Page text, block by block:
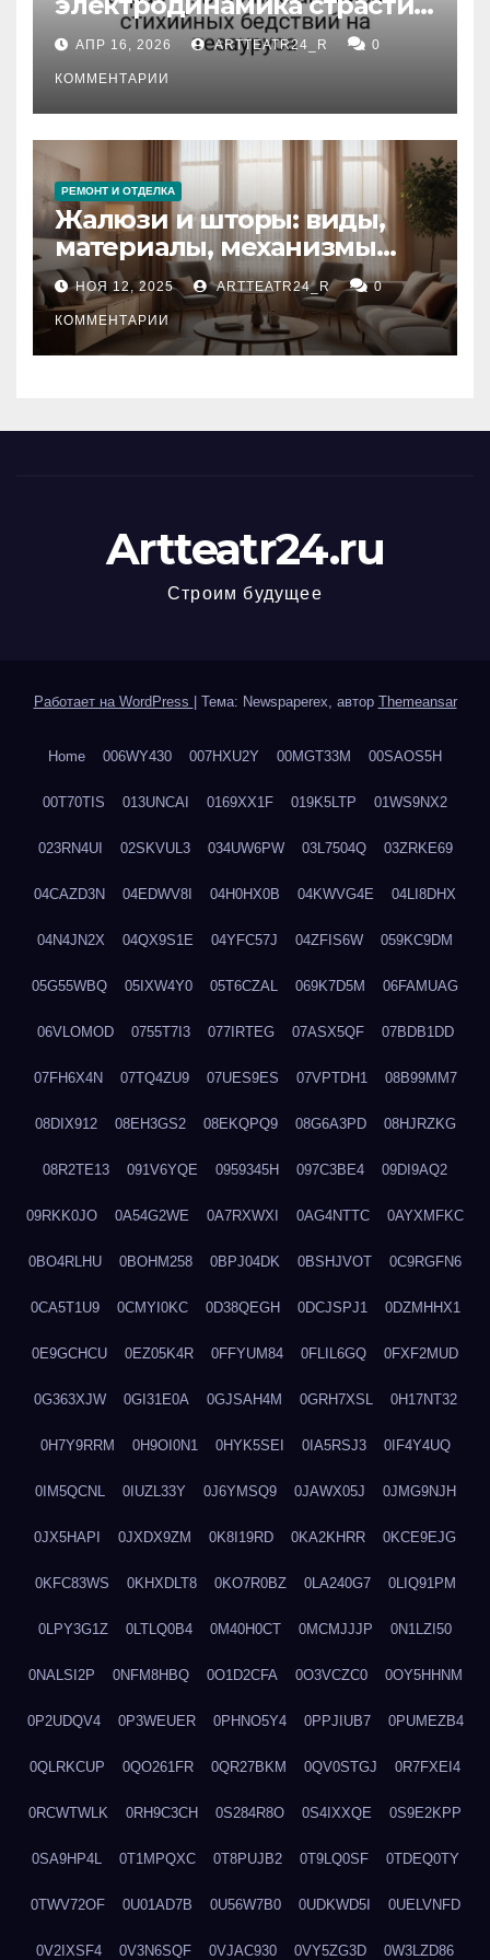
влияние анализа
стихийных бедствий на
тезауруса
АПР 16, 2026 ARTTEATR24_R 0
КОММЕНТАРИИ
РЕМОНТ И ОТДЕЛКА
Жалюзи и шторы: виды,
материалы, механизмы
управления и уход
НОЯ 12, 2025 ARTTEATR24_R 0
КОММЕНТАРИИ
Artteatr24.ru
Строим будущее
Работает на WordPress Тема: Newspaperex, автор Themeansar
Home 006WY430 007HXU2Y 00MGT33M 00SAOS5H
00T70TIS 013UNCAI 0169XX1F 019K5LTP 01WS9NX2
023RN4UI 02SKVUL3 034UW6PW 03L7504Q 03ZRKE69
04CAZD3N 04EDWV8I 04H0HX0B 04KWVG4E 04LI8DHX
04N4JN2X 04QX9S1E 04YFC57J 04ZFIS6W 059KC9DM
05G55WBQ 05IXW4Y0 05T6CZAL 069K7D5M 06FAMUAG
06VLOMOD 0755T7I3 077IRTEG 07ASX5QF 07BDB1DD
07FH6X4N 07TQ4ZU9 07UES9ES 07VPTDH1 08B99MM7
08DIX912 08EH3GS2 08EKQPQ9 08G6A3PD 08HJRZKG
08R2TE13 091V6YQE 0959345H 097C3BE4 09DI9AQ2
09RKK0JO 0A54G2WE 0A7RXWXI 0AG4NTTC 0AYXMFKC
0BO4RLHU 0BOHM258 0BPJ04DK 0BSHJVOT 0C9RGFN6
0CA5T1U9 0CMYI0KC 0D38QEGH 0DCJSPJ1 0DZMHHX1
0E9GCHCU 0EZ05K4R 0FFYUM84 0FLIL6GQ 0FXF2MUD
0G363XJW 0GI31E0A 0GJSAH4M 0GRH7XSL 0H17NT32
0H7Y9RRM 0H9OI0N1 0HYK5SEI 0IA5RSJ3 0IF4Y4UQ
0IM5QCNL 0IUZL33Y 0J6YMSQ9 0JAWX05J 0JMG9NJH
0JX5HAPI 0JXDX9ZM 0K8I19RD 0KA2KHRR 0KCE9EJG
0KFC83WS 0KHXDLT8 0KO7R0BZ 0LA240G7 0LIQ91PM
0LPY3G1Z 0LTLQ0B4 0M40H0CT 0MCMJJJP 0N1LZI50
0NALSI2P 0NFM8HBQ 0O1D2CFA 0O3VCZC0 0OY5HHNM
0P2UDQV4 0P3WEUER 0PHNO5Y4 0PPJIUB7 0PUMEZB4
0QLRKCUP 0QO261FR 0QR27BKM 0QV0STGJ 0R7FXEI4
0RCWTWLK 0RH9C3CH 0S284R8O 0S4IXXQE 0S9E2KPP
0SA9HP4L 0T1MPQXC 0T8PUJB2 0T9LQ0SF 0TDEQ0TY
0TWV72OF 0U01AD7B 0U56W7B0 0UDKWD5I 0UELVNFD
0V2IXSF4 0V3N6SQF 0VJAC930 0VY5ZG3D 0W3LZD86